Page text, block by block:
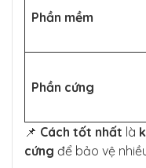
Phần mềm
Phần cứng
📌 Cách tốt nhất là
cứng để bảo vệ